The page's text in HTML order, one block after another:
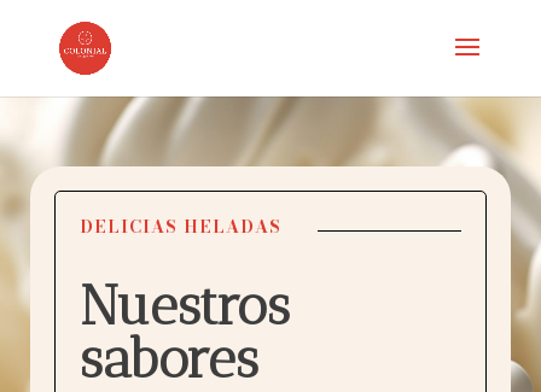
DELICIAS HELADAS
Nuestros
sabores